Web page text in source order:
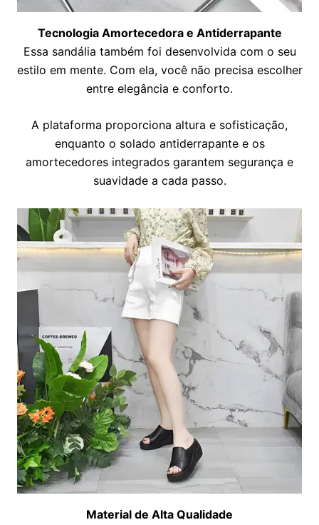
Tecnologia Amortecedora e Antiderrapante
Essa sandália também foi desenvolvida com o seu
estilo em mente. Com ela, você não precisa escolher
entre elegância e conforto.
A plataforma proporciona altura e sofisticação,
enquanto o solado antiderrapante e os
amortecedores integrados garantem segurança e
suavidade a cada passo.
Material de Alta Qualidade